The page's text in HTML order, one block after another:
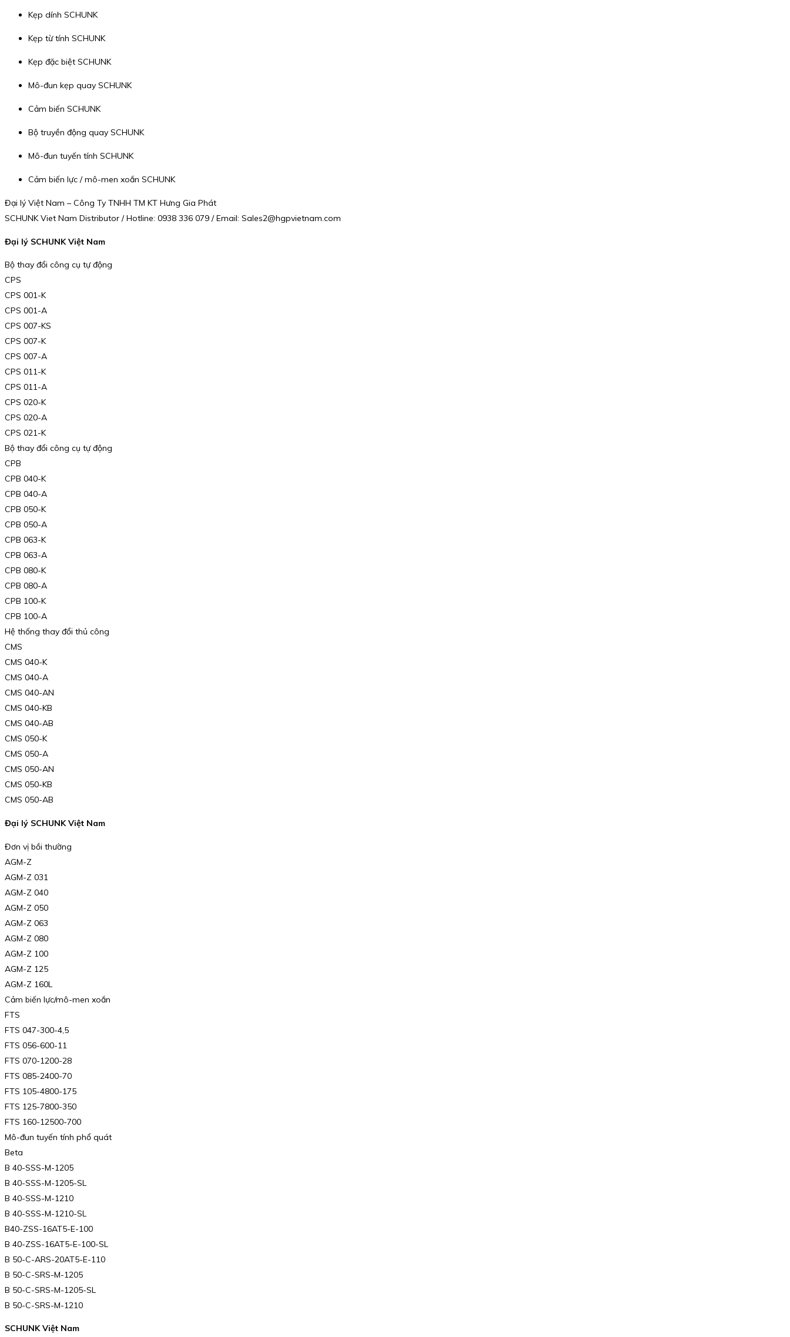
Kẹp dính SCHUNK
Kẹp từ tính SCHUNK
Kẹp đặc biệt SCHUNK
Mô-đun kẹp quay SCHUNK
Cảm biến SCHUNK
Bộ truyền động quay SCHUNK
Mô-đun tuyến tính SCHUNK
Cảm biến lực / mô-men xoắn SCHUNK
Đại lý Việt Nam – Công Ty TNHH TM KT Hưng Gia Phát
SCHUNK Viet Nam Distributor / Hotline: 0938 336 079 / Email: Sales2@hgpvietnam.com
Đại lý SCHUNK Việt Nam
Bộ thay đổi công cụ tự động
CPS
CPS 001-K
CPS 001-A
CPS 007-KS
CPS 007-K
CPS 007-A
CPS 011-K
CPS 011-A
CPS 020-K
CPS 020-A
CPS 021-K
Bộ thay đổi công cụ tự động
CPB
CPB 040-K
CPB 040-A
CPB 050-K
CPB 050-A
CPB 063-K
CPB 063-A
CPB 080-K
CPB 080-A
CPB 100-K
CPB 100-A
Hệ thống thay đổi thủ công
CMS
CMS 040-K
CMS 040-A
CMS 040-AN
CMS 040-KB
CMS 040-AB
CMS 050-K
CMS 050-A
CMS 050-AN
CMS 050-KB
CMS 050-AB
Đại lý SCHUNK Việt Nam
Đơn vị bồi thường
AGM-Z
AGM-Z 031
AGM-Z 040
AGM-Z 050
AGM-Z 063
AGM-Z 080
AGM-Z 100
AGM-Z 125
AGM-Z 160L
Cảm biến lực/mô-men xoắn
FTS
FTS 047-300-4,5
FTS 056-600-11
FTS 070-1200-28
FTS 085-2400-70
FTS 105-4800-175
FTS 125-7800-350
FTS 160-12500-700
Mô-đun tuyến tính phổ quát
Beta
B 40-SSS-M-1205
B 40-SSS-M-1205-SL
B 40-SSS-M-1210
B 40-SSS-M-1210-SL
B40-ZSS-16AT5-E-100
B 40-ZSS-16AT5-E-100-SL
B 50-C-ARS-20AT5-E-110
B 50-C-SRS-M-1205
B 50-C-SRS-M-1205-SL
B 50-C-SRS-M-1210
SCHUNK Việt Nam